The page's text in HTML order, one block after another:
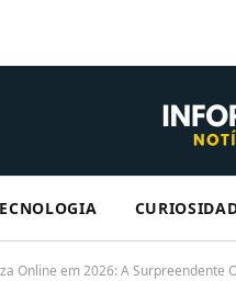
Online em 2026: A Surpreendente